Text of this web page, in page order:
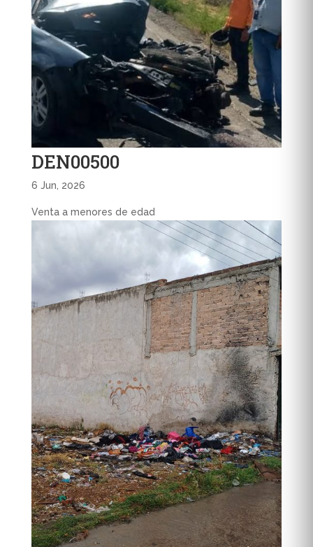
DEN00500
6 Jun, 2026
Venta a menores de edad